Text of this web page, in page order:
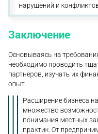
нарушений и
Заключение
Основываясь на
необходимо проводить
партнеров, изучать их
опыт.
Расширение бизнеса
множество
понимания местных
практик. От